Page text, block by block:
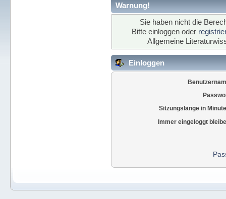
Warnung!
Sie haben nicht die
Bitte einloggen oder
Allgemeine
Einloggen
Sitzungslänge in
Immer eingeloggt